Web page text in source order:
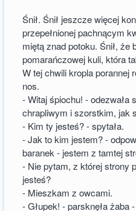
Śnił. Śnił jeszcze więcej
przepełnionej pachnącym
miętą znad potoku. Śnił, że
pomarańczowej kuli, która
W tej chwili kropla porannej
nos.
- Witaj śpiochu! - odezwała
chrapliwym i szorstkim, jak
- Kim ty jesteś? - spytała.
- Jak to kim jestem? -
baranek - jestem z tamtej
- Nie pytam, z której strony
jesteś?
- Mieszkam z owcami.
- Głupek! - parsknęła żaba